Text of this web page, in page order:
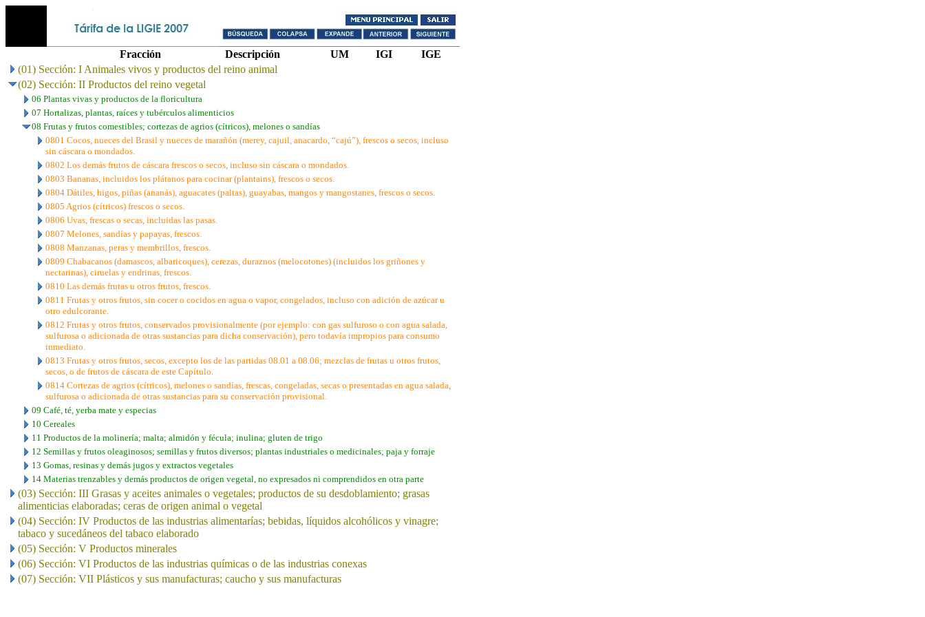
Fracción Descripción UM IGI
IGE
(01) Sección: I Animales vivos y productos del reino animal
(02) Sección: II Productos del reino vegetal
06 Plantas vivas y productos de la floricultura
07 Hortalizas, plantas, raíces y tubérculos alimenticios
08 Frutas y frutos comestibles; cortezas de agrios (cítricos), melones o sandías
0801 Cocos, nueces del Brasil y nueces de marañón (merey, cajuil, anacardo, “cajú”), frescos o secos, incluso
sin cáscara o mondados.
0802 Los demás frutos de cáscara frescos o secos, incluso sin cáscara o mondados.
0803 Bananas, incluidos los plátanos para cocinar (plantains), frescos o secos.
0804 Dátiles, higos, piñas (ananás), aguacates (paltas), guayabas, mangos y mangostanes, frescos o secos.
0805 Agrios (cítricos) frescos o secos.
0806 Uvas, frescas o secas, incluidas las pasas.
0807 Melones, sandías y papayas, frescos.
0808 Manzanas, peras y membrillos, frescos.
0809 Chabacanos (damascos, albaricoques), cerezas, duraznos (melocotones) (incluidos los griñones y
nectarinas), ciruelas y endrinas, frescos.
0810 Las demás frutas u otros frutos, frescos.
0811 Frutas y otros frutos, sin cocer o cocidos en agua o vapor, congelados, incluso con adición de azúcar u
otro edulcorante.
0812 Frutas y otros frutos, conservados provisionalmente (por ejemplo: con gas sulfuroso o con agua salada,
sulfurosa o adicionada de otras sustancias para dicha conservación), pero todavía impropios para consumo
inmediato.
0813 Frutas y otros frutos, secos, excepto los de las partidas 08.01 a 08.06; mezclas de frutas u otros frutos,
secos, o de frutos de cáscara de este Capítulo.
0814 Cortezas de agrios (cítricos), melones o sandías, frescas, congeladas, secas o presentadas en agua salada,
sulfurosa o adicionada de otras sustancias para su conservación provisional.
09 Café, té, yerba mate y especias
10 Cereales
11 Productos de la molinería; malta; almidón y fécula; inulina; gluten de trigo
12 Semillas y frutos oleaginosos; semillas y frutos diversos; plantas industriales o medicinales; paja y forraje
13 Gomas, resinas y demás jugos y extractos vegetales
14 Materias trenzables y demás productos de origen vegetal, no expresados ni comprendidos en otra parte
(03) Sección: III Grasas y aceites animales o vegetales; productos de su desdoblamiento; grasas
alimenticias elaboradas; ceras de origen animal o vegetal
(04) Sección: IV Productos de las industrias alimentarías; bebidas, líquidos alcohólicos y vinagre;
tabaco y sucedáneos del tabaco elaborado
(05) Sección: V Productos minerales
(06) Sección: VI Productos de las industrias químicas o de las industrias conexas
(07) Sección: VII Plásticos y sus manufacturas; caucho y sus manufacturas